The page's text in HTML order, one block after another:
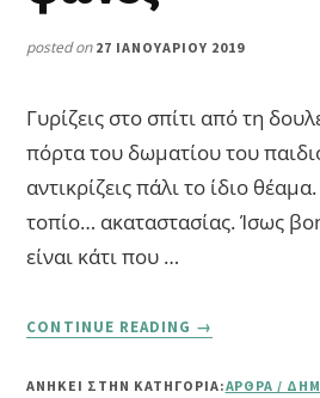
posted on 27 ΙΑΝΟΥΑΡΊΟΥ 2019
Γυρίζεις στο σπίτι από τη
πόρτα του δωματίου του
αντικρίζεις πάλι το ίδιο
τοπίο… ακαταστασίας. Ίσως
είναι κάτι που …
CONTINUE READING
ΠΏΣ
→
ΑΝΗΚΕΙ ΣΤΗΝ ΚΑΤΗΓΟΡΙΑ:ΆΡΘΡΑ /